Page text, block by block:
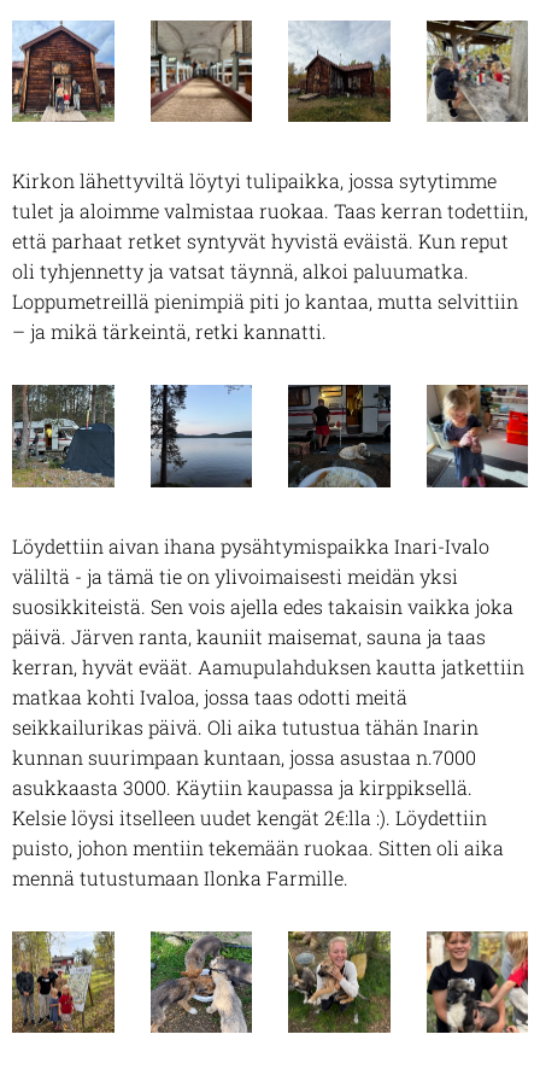
Kirkon lähettyviltä löytyi tulipaikka, jossa sytytimme
tulet ja aloimme valmistaa ruokaa. Taas kerran todettiin,
että parhaat retket syntyvät hyvistä eväistä. Kun reput
oli tyhjennetty ja vatsat täynnä, alkoi paluumatka.
Loppumetreillä pienimpiä piti jo kantaa, mutta selvittiin
– ja mikä tärkeintä, retki kannatti.
Löydettiin aivan ihana pysähtymispaikka Inari-Ivalo
väliltä - ja tämä tie on ylivoimaisesti meidän yksi
suosikkiteistä. Sen vois ajella edes takaisin vaikka joka
päivä. Järven ranta, kauniit maisemat, sauna ja taas
kerran, hyvät eväät. Aamupulahduksen kautta jatkettiin
matkaa kohti Ivaloa, jossa taas odotti meitä
seikkailurikas päivä. Oli aika tutustua tähän Inarin
kunnan suurimpaan kuntaan, jossa asustaa n.7000
asukkaasta 3000. Käytiin kaupassa ja kirppiksellä.
Kelsie löysi itselleen uudet kengät 2€:lla :). Löydettiin
puisto, johon mentiin tekemään ruokaa. Sitten oli aika
mennä tutustumaan Ilonka Farmille.